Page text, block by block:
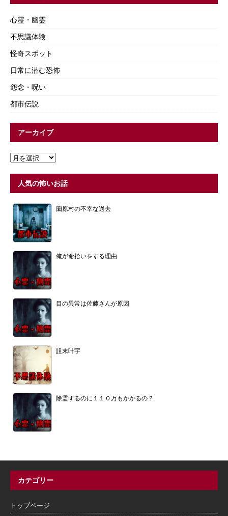
心霊・幽霊
不思議体験
怪奇スポット
日常に潜む恐怖
怨念・呪い
都市伝説
アーカイブ
人気の怖いお話
薗原村の不幸な過去
俺が命拾いをする理由
目の異常は佐藤さんが原因
詛末叶宇
除霊するのに１１０万もかかるの？
カテゴリー
トップページ